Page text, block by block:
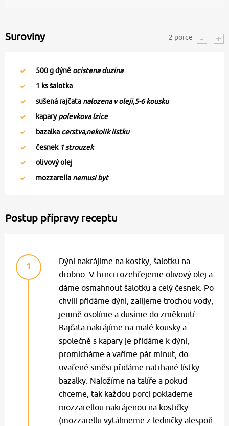
Suroviny 2 porce
500g dýně ocistena duzina
1 ks šalotka
sušená rajčata nalozena v oleji,5-6 kousku
kaparypolevkova lzice
bazalka cerstva,nekolik listku
česnek 1 strouzek
olivový olej
mozzarella nemusi byt
Postup přípravy receptu
1
Dýni nakrájíme na kostky, šalotku na
drobno. V hrnci rozehřejeme olivový olej a
dáme osmahnout šalotku a celý česnek. Po
chvíli přidáme dýni, zalijeme trochou vody,
jemně osolíme a dusíme do změknutí.
Rajčata nakrájíme na malé kousky a
společně s kapary je přidáme k dýni,
promícháme a vaříme pár minut, do
uvařené směsi přidáme natrhané lístky
bazalky. Naložíme na talíře a pokud
chceme, tak každou porci poklademe
mozzarellou nakrájenou na kostičky
(mozzarellu vytáhneme z ledničky alespoň